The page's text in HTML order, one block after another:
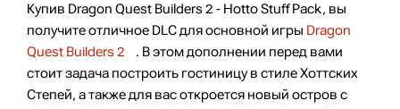
Купив Dragon Quest Builders 2 - Hotto Stuff Pack, вы
получите отличное DLC для основной игры Dragon
Quest Builders 2
. В этом дополнении перед вами
стоит задача построить гостиницу в стиле Хоттских
Степей, а также для вас откроется новый остров с